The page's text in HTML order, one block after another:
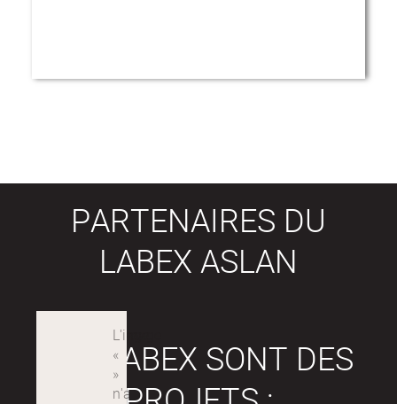
PARTENAIRES DU
LABEX ASLAN
LES LABEX SONT DES